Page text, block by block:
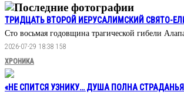
ТРИДЦАТЬ ВТОРОЙ ИЕРУСАЛИМСКИЙ СВЯТО-
Сто восьмая годовщина трагической гибели
2026-07-29 18:38 158
ХРОНИКА
«НЕ СПИТСЯ УЗНИКУ… ДУША ПОЛНА
Последние фотографии